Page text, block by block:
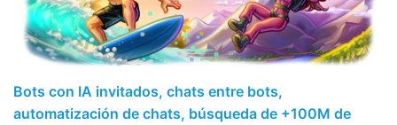
Bots con IA invitados, chats entre bots,
automatización de chats, búsqueda de +100M de